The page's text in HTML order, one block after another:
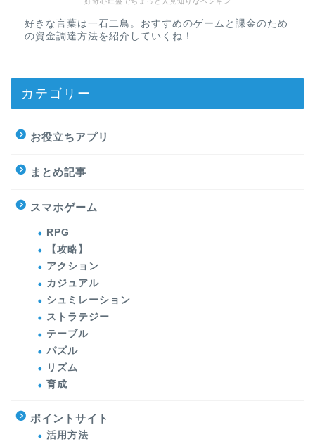
好きな言葉は一石二鳥。おすすめのゲームと課金のため
の資金調達方法を紹介していくね！
カテゴリー
お役立ちアプリ
まとめ記事
スマホゲーム
RPG
【攻略】
アクション
カジュアル
シュミレーション
ストラテジー
テーブル
パズル
リズム
育成
ポイントサイト
活用方法